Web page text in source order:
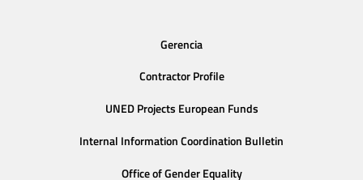
Gerencia
Contractor Profile
UNED Projects European Funds
Internal Information Coordination Bulletin
Office of Gender Equality